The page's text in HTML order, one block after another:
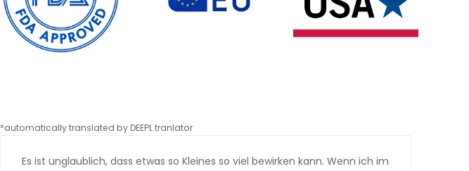
*automatically translated by DEEPL tranlator
Es ist unglaublich, dass etwas so Kleines so viel bewirken kann. Wenn ich im